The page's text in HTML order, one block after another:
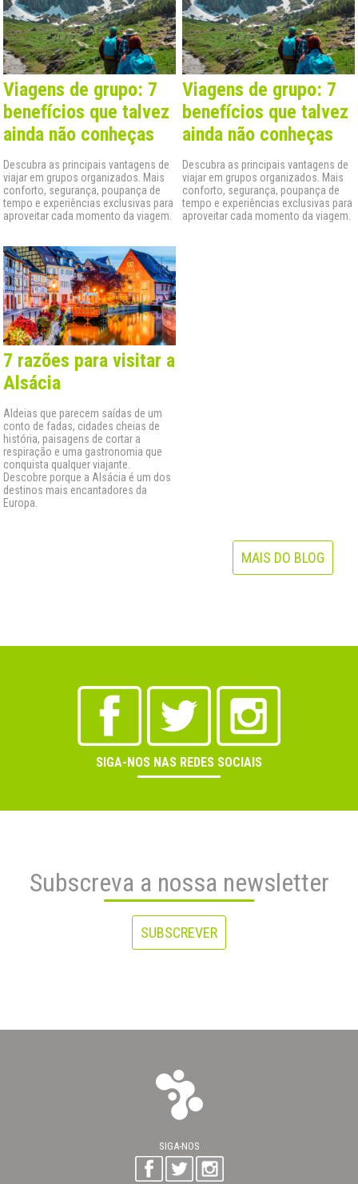
Viagens de grupo: 7
benefícios que talvez
ainda não conheças
Descubra as principais vantagens de
viajar em grupos organizados. Mais
conforto, segurança, poupança de
tempo e experiências exclusivas para
aproveitar cada momento da viagem.
Viagens de grupo: 7
benefícios que talvez
ainda não conheças
Descubra as principais vantagens de
viajar em grupos organizados. Mais
conforto, segurança, poupança de
tempo e experiências exclusivas para
aproveitar cada momento da viagem.
7 razões para visitar a
Alsácia
Aldeias que parecem saídas de um
conto de fadas, cidades cheias de
história, paisagens de cortar a
respiração e uma gastronomia que
conquista qualquer viajante.
Descobre porque a Alsácia é um dos
destinos mais encantadores da
Europa.
MAIS DO BLOG
SIGA-NOS NAS REDES SOCIAIS
Subscreva a nossa newsletter
SUBSCREVER
SIGA-NOS